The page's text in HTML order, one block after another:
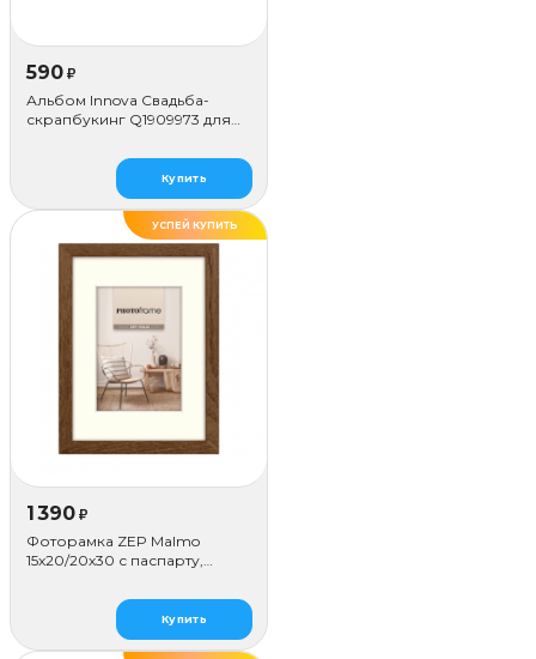
590 ₽
Альбом Innova Свадьба-
скрапбукинг Q1909973 для
Купить
УСПЕЙ КУПИТЬ
1 390 ₽
Фоторамка ZEP Malmo
15х20/20х30 с паспарту,
Купить